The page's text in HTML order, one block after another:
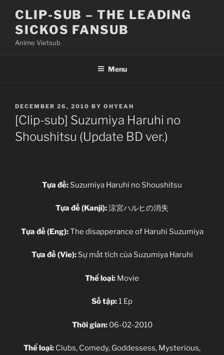
content
CLIP-SUB – THE LEADING
SICKOS FANSUB
Anime Vietsub
Menu
POSTED
ON
DECEMBER 26, 2010 BY OHYEAH
[Clip-sub] Suzumiya Haruhi no
Shoushitsu (Update BD ver.)
Tựa đề: Suzumiya Haruhi no Shoushitsu
Tựa đề (Kanji):涼宮ハルヒの消失
Tựa đề (Eng):The disapperance of Haruhi Suzumiya
Tựa đề (Vie):Sự mất tích của Suzumiya Haruhi
Thể loại: Movie
Số tập:1 Ep
Thời gian:06-02-2010
Thể loại: Clubs, Comedy, Goddessess, Mysterious,